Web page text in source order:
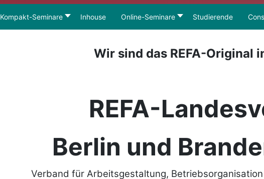
Kompakt-Seminare Inhouse Online-Seminare Studierende
Wir sind das REFA-Original
REFA-
Berlin und
Verband für Arbeitsgestaltung,